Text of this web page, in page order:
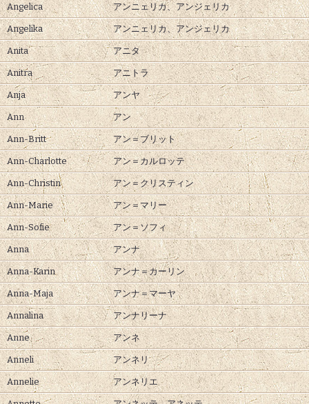
Angelica アンニェリカ、アンジェリカ
Angelika アンニェリカ、アンジェリカ
Anita アニタ
Anitra アニトラ
Anja アンヤ
Ann アン
Ann-Britt アン＝ブリット
Ann-Charlotte アン＝カルロッテ
Ann-Christin アン＝クリスティン
Ann-Marie アン＝マリー
Ann-Sofie アン＝ソフィ
Anna アンナ
Anna-Karin アンナ＝カーリン
Anna-Maja アンナ＝マーヤ
Annalina アンナリーナ
Anne アンネ
Anneli アンネリ
Annelie アンネリエ